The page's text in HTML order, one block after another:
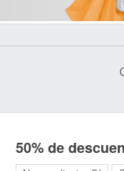
50% de